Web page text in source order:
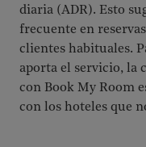
diaria (ADR). Esto
frecuente en
clientes habituales.
aporta el servicio, la
con Book My Room
con los hoteles que